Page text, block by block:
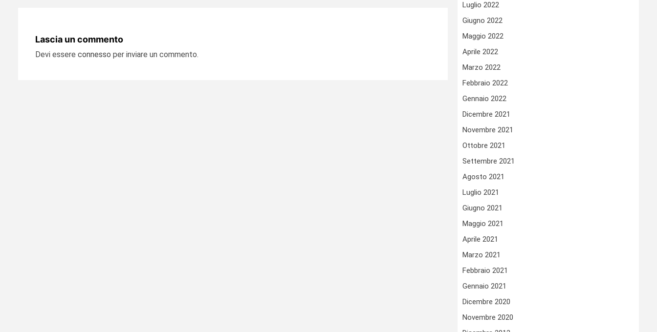
Lascia un commento
Devi essere connesso per inviare un commento.
Luglio 2022
Giugno 2022
Maggio 2022
Aprile 2022
Marzo 2022
Febbraio 2022
Gennaio 2022
Dicembre 2021
Novembre 2021
Ottobre 2021
Settembre 2021
Agosto 2021
Luglio 2021
Giugno 2021
Maggio 2021
Aprile 2021
Marzo 2021
Febbraio 2021
Gennaio 2021
Dicembre 2020
Novembre 2020